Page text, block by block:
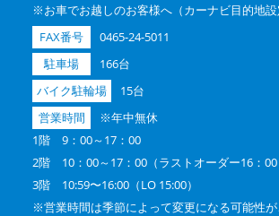
※お車でお越しのお客様へ（カーナビ目的地設
FAX番号
0465-24-5011
駐車場
166台
バイク駐輪場
15台
営業時間
※年中無休
1階 9：00～17：00
2階 10：00～17：00（ラストオーダー16：00
3階 10:59〜16:00（LO 15:00）
※営業時間は季節によって変更になる可能性が